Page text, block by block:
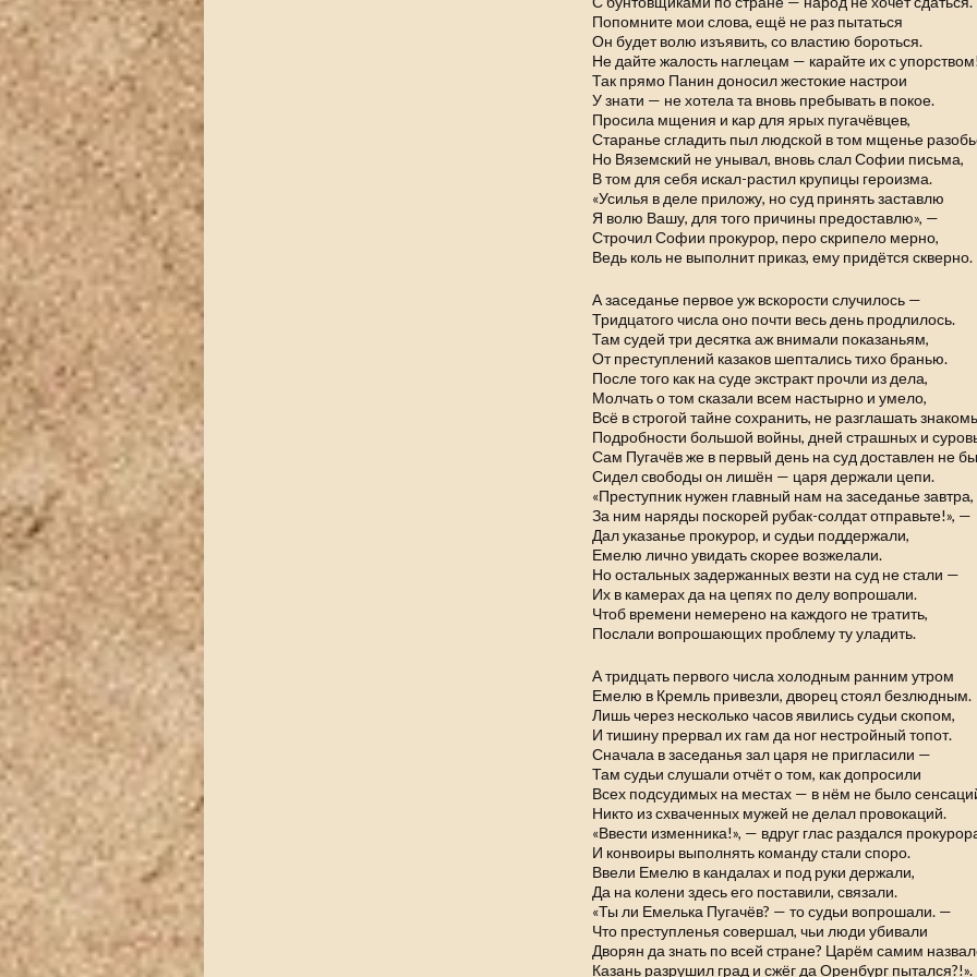
Попомните мои слова, ещё не раз пытаться
Он будет волю изъявить, со властию бороться.
Не дайте жалость наглецам — карайте их с
Так прямо Панин доносил жестокие настрои
У знати — не хотела та вновь пребывать в покое.
Просила мщения и кар для ярых пугачёвцев,
Старанье сгладить пыл людской в том мщенье
Но Вяземский не унывал, вновь слал Софии письма,
В том для себя искал-растил крупицы героизма.
«Усилья в деле приложу, но суд принять заставлю
Я волю Вашу, для того причины предоставлю», —
Строчил Софии прокурор, перо скрипело мерно,
Ведь коль не выполнит приказ, ему придётся скверно.
А заседанье первое уж вскорости случилось —
Тридцатого числа оно почти весь день продлилось.
Там судей три десятка аж внимали показаньям,
От преступлений казаков шептались тихо бранью.
После того как на суде экстракт прочли из дела,
Молчать о том сказали всем настырно и умело,
Всё в строгой тайне сохранить, не разглашать
Подробности большой войны, дней страшных и
Сам Пугачёв же в первый день на суд доставлен не
Сидел свободы он лишён — царя держали цепи.
«Преступник нужен главный нам на заседанье завтра,
За ним наряды поскорей рубак-солдат отправьте!», —
Дал указанье прокурор, и судьи поддержали,
Емелю лично увидать скорее возжелали.
Но остальных задержанных везти на суд не стали —
Их в камерах да на цепях по делу вопрошали.
Чтоб времени немерено на каждого не тратить,
Послали вопрошающих проблему ту уладить.
А тридцать первого числа холодным ранним утром
Емелю в Кремль привезли, дворец стоял безлюдным.
Лишь через несколько часов явились судьи скопом,
И тишину прервал их гам да ног нестройный топот.
Сначала в заседанья зал царя не пригласили —
Там судьи слушали отчёт о том, как допросили
Всех подсудимых на местах — в нём не было
Никто из схваченных мужей не делал провокаций.
«Ввести изменника!», — вдруг глас раздался
И конвоиры выполнять команду стали споро.
Ввели Емелю в кандалах и под руки держали,
Да на колени здесь его поставили, связали.
«Ты ли Емелька Пугачёв? — то судьи вопрошали. —
Что преступленья совершал, чьи люди убивали
Дворян да знать по всей стране? Царём самим
Казань разрушил град и сжёг да Оренбург пытался?!».